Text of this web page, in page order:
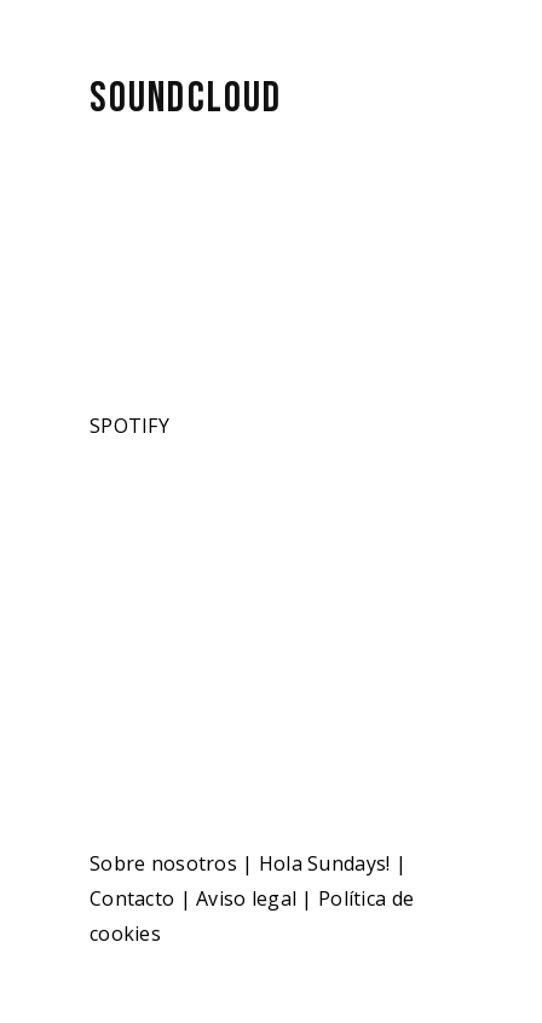
SOUNDCLOUD
SPOTIFY
Sobre nosotros | Hola Sundays! |
Contacto |Aviso legal | Política de
cookies